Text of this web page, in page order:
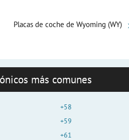
Placas de coche de Wyoming (WY)
más comunes
+58
+59
+61